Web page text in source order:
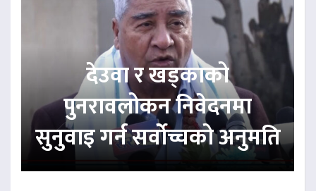
देउवा र खड्काको
पुनरावलोकन निवेदनमा
सुनुवाइ गर्न सर्वोच्चको अनुमति